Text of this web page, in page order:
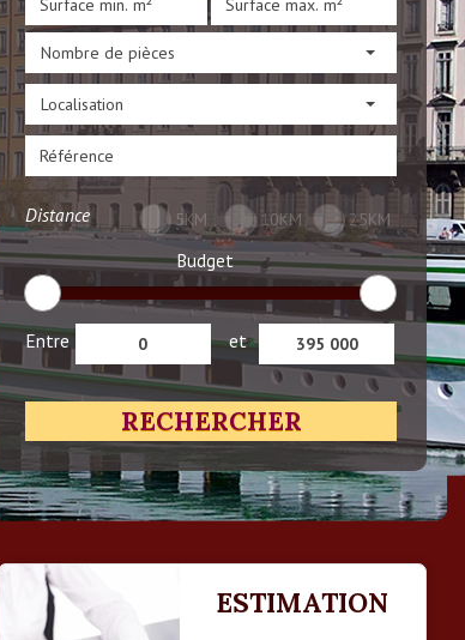
Nombre de pièces
Localisation
Distance 5KM 10KM 25KM
Budget
Entre et
RECHERCHER
ESTIMATION